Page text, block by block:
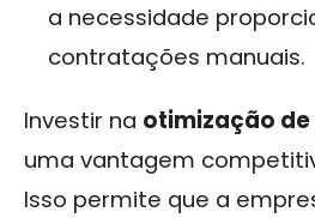
a necessidade
contratações manuais.
Investir na otimização
uma vantagem
Isso permite que a